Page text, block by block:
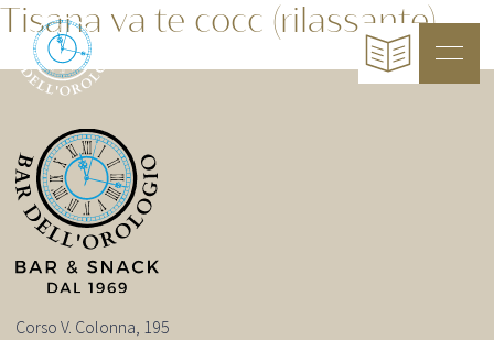
Tisana va te cocc (rilassante)
Corso V. Colonna, 195